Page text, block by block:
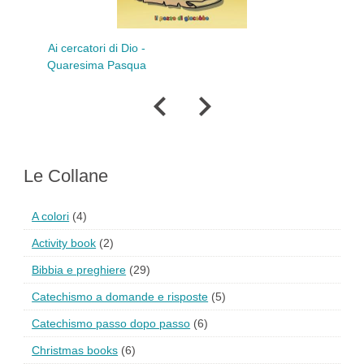
di Dio -
Pasqua
Le Collane
A colori (4)
Activity book (2)
Bibbia e preghiere (29)
Catechismo a domande e risposte (5)
Catechismo passo dopo passo (6)
Christmas books (6)